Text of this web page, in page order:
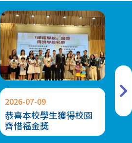
2026-07-09
恭喜本校學生獲得校園
齊惜福金獎